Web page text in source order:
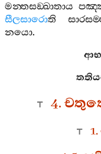
මන‍්තසඞ‍්ඛාතාය
සීලසාරොති
නයො.
4.
1.